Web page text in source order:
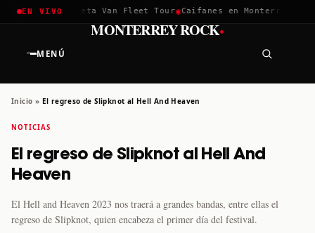
EN VIVO
2026✱Greta Van Fleet Tour✱Caifanes en Monterrey · 12
MENÚ
MONTERREY ROCK·
Inicio » El regreso de Slipknot al Hell And Heaven
NOTICIAS
El regreso de Slipknot al Hell And
Heaven
El Hell and Heaven 2023 nos traerá a grandes bandas, entre ellas el
regreso de Slipknot, quien encabeza el primer día del festival.